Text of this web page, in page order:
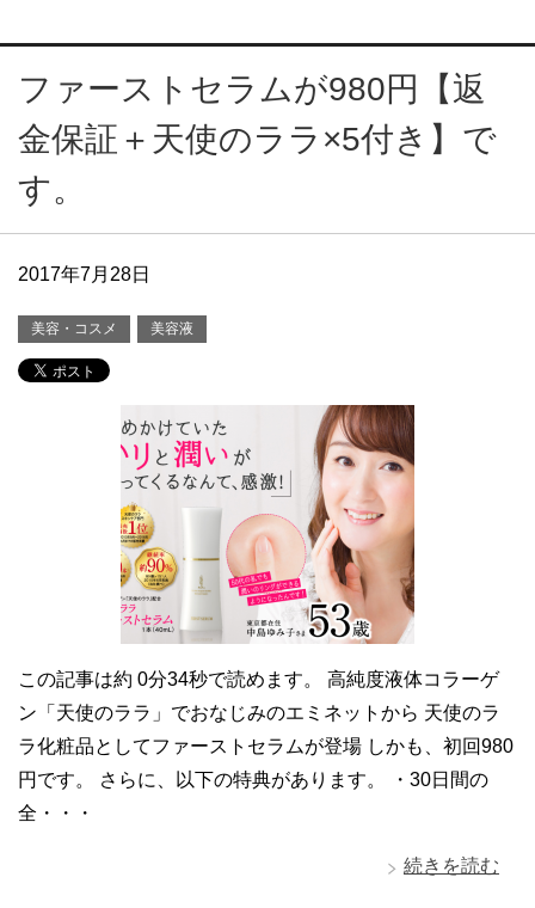
ファーストセラムが980円【返
金保証＋天使のララ×5付き】で
す。
2017年7月28日
美容・コスメ 美容液
この記事は約 0分34秒で読めます。 高純度液体コラーゲ
ン「天使のララ」でおなじみのエミネットから 天使のラ
ラ化粧品としてファーストセラムが登場 しかも、初回980
円です。 さらに、以下の特典があります。 ・30日間の
全・・・
続きを読む